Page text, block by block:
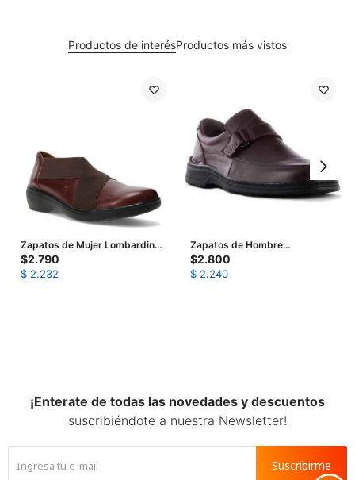
Productos de interésProductos más vistos
Zapatos de Mujer Lombardino
Casual Poly - Marrón Coñac
$2.790
$ 2.232
Zapatos de Hombre
Lombardino Lexus - Marrón
$2.800
$ 2.240
¡Enterate de todas las novedades y descuentos
suscribiéndote a nuestra Newsletter!
Suscribirme